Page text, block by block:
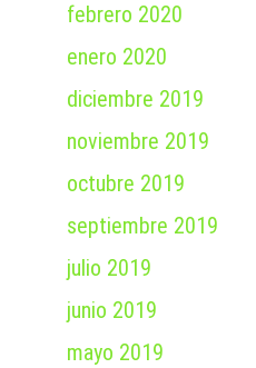
febrero 2020
enero 2020
diciembre 2019
noviembre 2019
octubre 2019
septiembre 2019
julio 2019
junio 2019
mayo 2019